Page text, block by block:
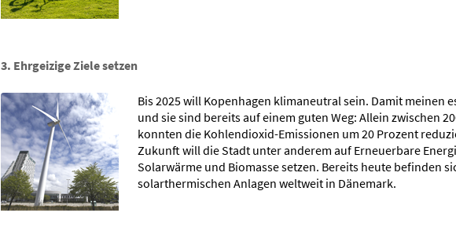
3. Ehrgeizige Ziele setzen
Bis 2025 will Kopenhagen klimaneutral sein. Damit meinen
und sie sind bereits auf einem guten Weg: Allein zwischen
konnten die Kohlendioxid-Emissionen um 20 Prozent
Zukunft will die Stadt unter anderem auf Erneuerbare
Solarwärme und Biomasse setzen. Bereits heute befinden
solarthermischen Anlagen weltweit in Dänemark.